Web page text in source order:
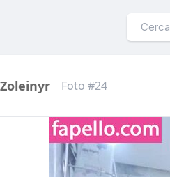
Zoleinyr Foto #24